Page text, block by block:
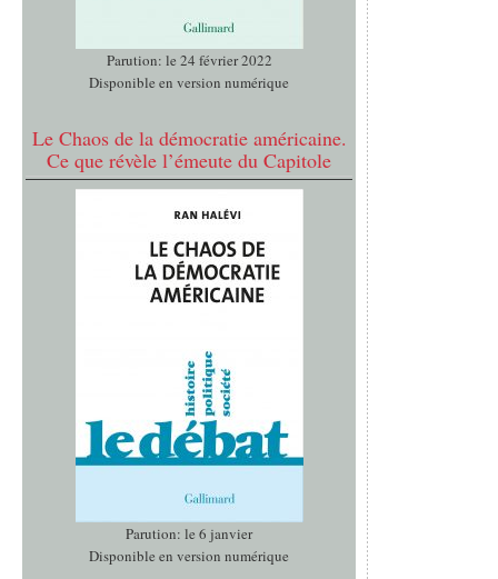
Parution: le 24 février 2022
Disponible en version numérique
Le Chaos de la démocratie américaine.
Ce que révèle l’émeute du Capitole
Parution: le 6 janvier
Disponible en version numérique